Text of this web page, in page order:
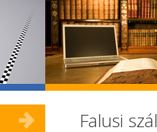
Falusi